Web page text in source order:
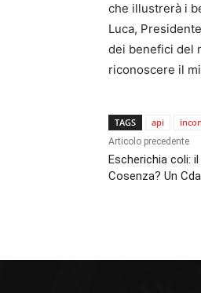
che illustrerà i
Luca,
dei benefici del
riconoscere il
TAGS api
Articolo precedente
Escherichia coli:
Cosenza? Un